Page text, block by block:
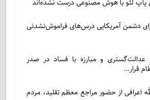
پاپ لئو با هوش مصنوعی درست نشده‌اند
دشمن آمریکایی درس‌های فراموش‌نشدنی
عدالت‌گستری و مبارزه با فساد در صدر
قرار…
اعرافی از حضور مراجع معظم تقلید، مردم